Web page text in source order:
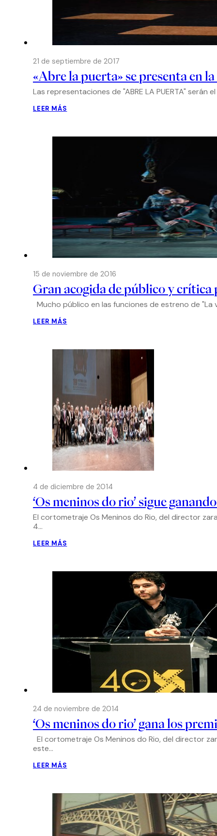
21 de septiembre de 2017
«Abre la puerta» se presenta en la
Las representaciones de "ABRE LA PUERTA"
LEER MÁS
15 de noviembre de 2016
Gran acogida de público y crítica
Mucho público en las funciones de estreno de
LEER MÁS
4 de diciembre de 2014
‘Os meninos do rio’ sigue
El cortometraje Os Meninos do Rio, del director
4…
LEER MÁS
24 de noviembre de 2014
‘Os meninos do rio’ gana los
El cortometraje Os Meninos do Rio, del director
este…
LEER MÁS